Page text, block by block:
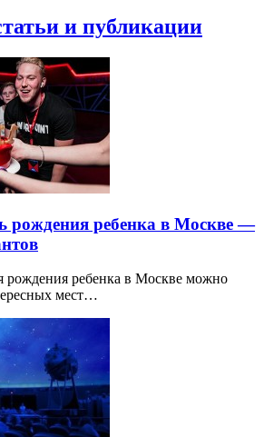
и публикации
рождения ребенка в Москве —
рождения ребенка в Москве можно
мест…